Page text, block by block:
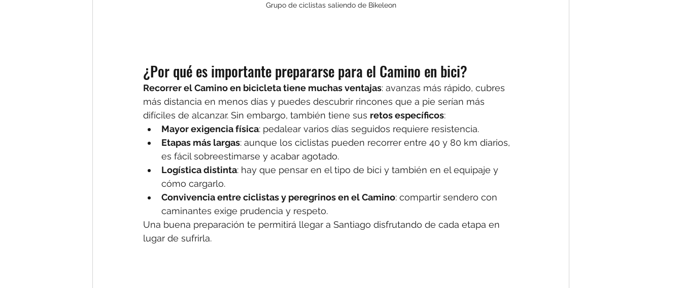
Grupo de ciclistas saliendo de Bikeleon
¿Por qué es importante prepararse para el Camino en bici?
Recorrer el Camino en bicicleta tiene muchas ventajas: avanzas más rápido, cubres
más distancia en menos días y puedes descubrir rincones que a pie serían más
difíciles de alcanzar. Sin embargo, también tiene sus retos específicos:
Mayor exigencia física: pedalear varios días seguidos requiere resistencia.
Etapas más largas: aunque los ciclistas pueden recorrer entre 40 y 80 km diarios,
es fácil sobreestimarse y acabar agotado.
Logística distinta: hay que pensar en el tipo de bici y también en el equipaje y
cómo cargarlo.
Convivencia entre ciclistas y peregrinos en el Camino: compartir sendero con
caminantes exige prudencia y respeto.
Una buena preparación te permitirá llegar a Santiago disfrutando de cada etapa en
lugar de sufrirla.